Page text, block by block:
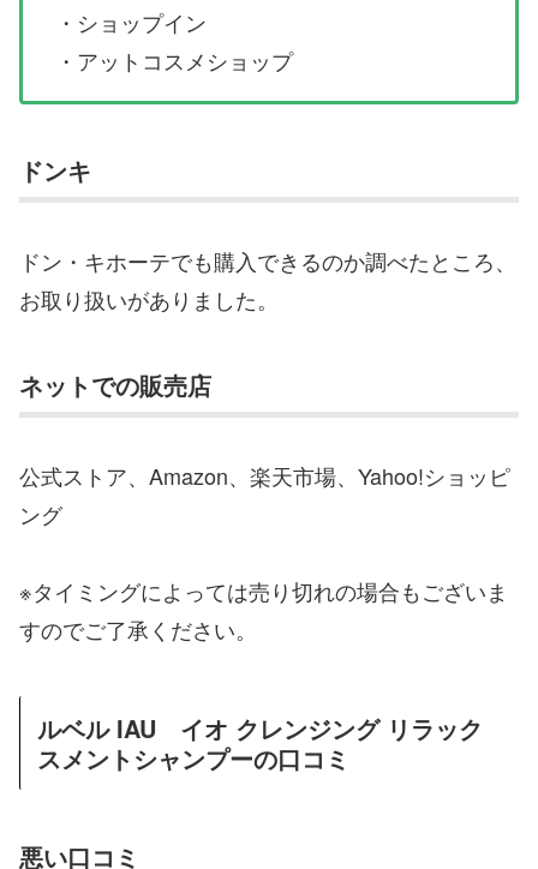
・ショップイン
・アットコスメショップ
ドンキ
ドン・キホーテでも購入できるのか調べたところ、
お取り扱いがありました。
ネットでの販売店
公式ストア、Amazon、楽天市場、Yahoo!ショッピ
ング
※タイミングによっては売り切れの場合もございま
すのでご了承ください。
ルベル IAU イオ クレンジング リラック
スメントシャンプーの口コミ
悪い口コミ